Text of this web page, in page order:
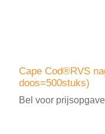
Cape Cod®RVS
doos=500stuks)
Bel voor prijsopgave